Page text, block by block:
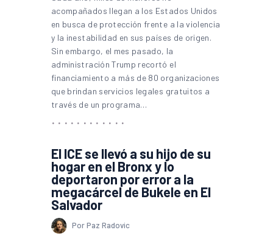
acompañados llegan a los Estados Unidos
en busca de protección frente a la violencia
y la inestabilidad en sus países de origen.
Sin embargo, el mes pasado, la
administración Trump recortó el
financiamiento a más de 80 organizaciones
que brindan servicios legales gratuitos a
través de un programa…
El ICE se llevó a su hijo de su
hogar en el Bronx y lo
deportaron por error a la
megacárcel de Bukele en El
Salvador
Por Paz Radovic